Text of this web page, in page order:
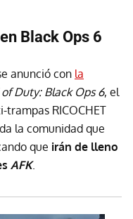
Black Ops 6
anunció con la
of Duty: Black Ops 6, el
RICOCHET
la comunidad que
que irán de lleno
AFK.